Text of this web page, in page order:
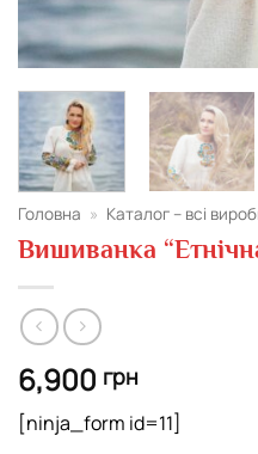
Головна » Каталог – всі
Вишиванка
6,900 грн
[ninja_form id=11]